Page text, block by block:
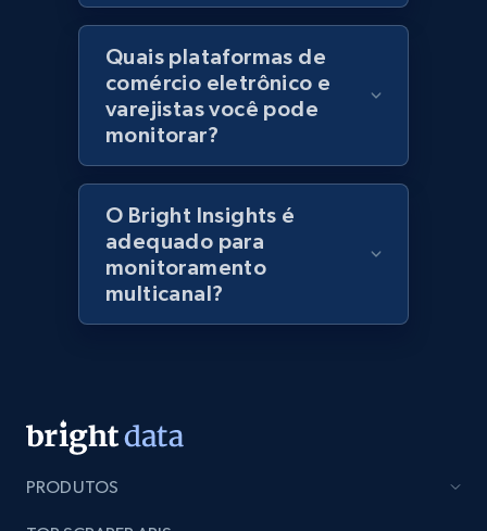
Lazada - Products - Discover products by
category URL or brand URL
URL, Title, Rating, Reviews, Initial price, Final
price, Currency, Stock, and more.
991+ 165+
Quais plataformas de
comércio eletrônico e
varejistas você pode
monitorar?
O Bright Insights é
adequado para
monitoramento
multicanal?
PRODUTOS